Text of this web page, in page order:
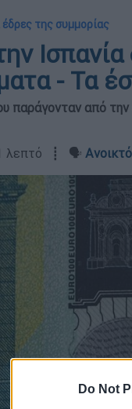
Do Not
έδρες της συμμορίας
Ισπανία
- Τα
παράγονταν από
1 λεπτό ┋ 🗣️